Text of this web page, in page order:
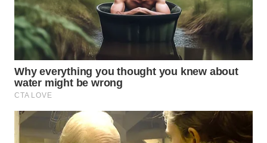
WN
PRIANGAN
TIMUR
WN
SEMARANG
WN
SOLO